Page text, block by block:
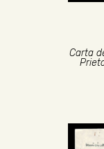
Carta